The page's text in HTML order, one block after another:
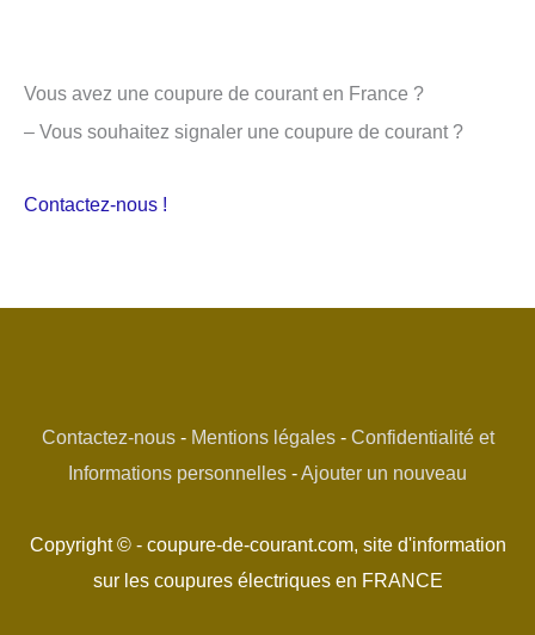
Vous avez une coupure de courant en France ?
– Vous souhaitez signaler une coupure de courant ?
Contactez-nous !
Contactez-nous- Mentions légales- Confidentialité et
Informations personnelles - Ajouter un nouveau
Copyright © - coupure-de-courant.com, site d'information
sur les coupures électriques en FRANCE